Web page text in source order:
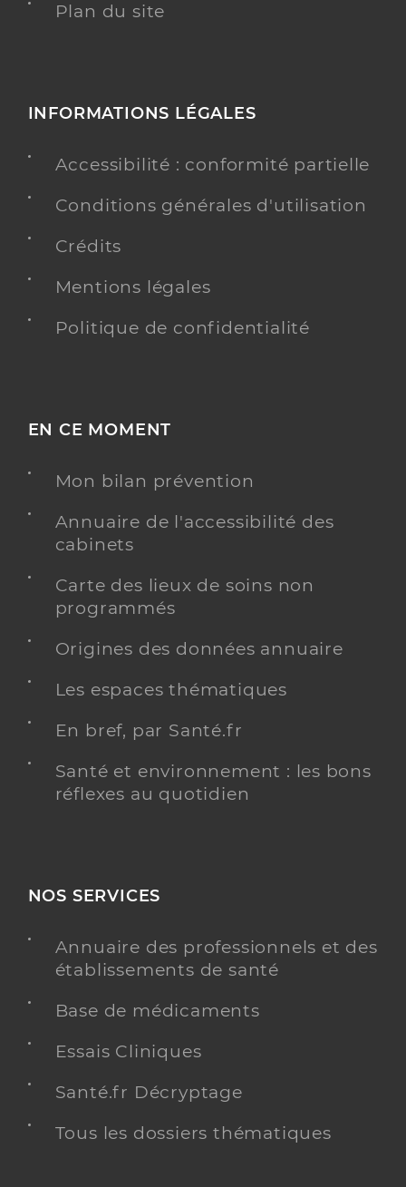
Plan du site
INFORMATIONS LÉGALES
Accessibilité : conformité partielle
Conditions générales d'utilisation
Crédits
Mentions légales
Politique de confidentialité
EN CE MOMENT
Mon bilan prévention
Annuaire de l'accessibilité des
cabinets
Carte des lieux de soins non
programmés
Origines des données annuaire
Les espaces thématiques
En bref, par Santé.fr
Santé et environnement : les bons
réflexes au quotidien
NOS SERVICES
Annuaire des professionnels et des
établissements de santé
Base de médicaments
Essais Cliniques
Santé.fr Décryptage
Tous les dossiers thématiques